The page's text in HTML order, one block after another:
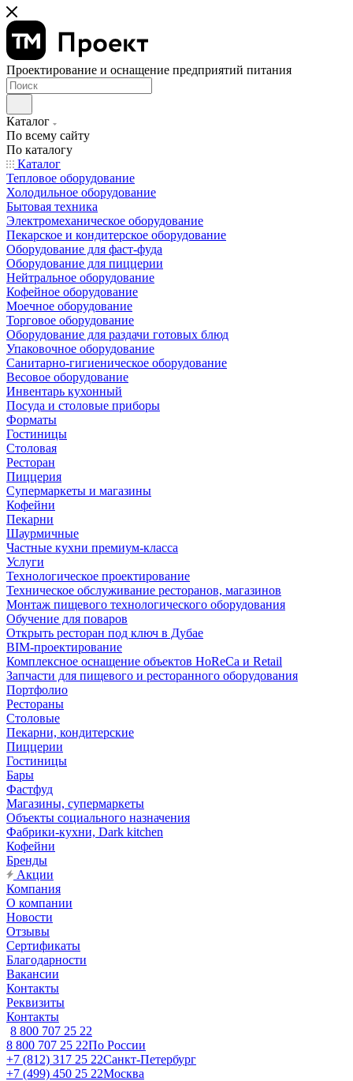
Проектирование и оснащение предприятий питания
Каталог
По всему сайту
По каталогу
Каталог
Тепловое оборудование
Холодильное оборудование
Бытовая техника
Электромеханическое оборудование
Пекарское и кондитерское оборудование
Оборудование для фаст-фуда
Оборудование для пиццерии
Нейтральное оборудование
Кофейное оборудование
Моечное оборудование
Торговое оборудование
Оборудование для раздачи готовых блюд
Упаковочное оборудование
Санитарно-гигиеническое оборудование
Весовое оборудование
Инвентарь кухонный
Посуда и столовые приборы
Форматы
Гостиницы
Столовая
Ресторан
Пиццерия
Супермаркеты и магазины
Кофейни
Пекарни
Шаурмичные
Частные кухни премиум-класса
Услуги
Технологическое проектирование
Техническое обслуживание ресторанов, магазинов
Монтаж пищевого технологического оборудования
Обучение для поваров
Открыть ресторан под ключ в Дубае
BIM-проектирование
Комплексное оснащение объектов HoReCa и Retail
Запчасти для пищевого и ресторанного оборудования
Портфолио
Рестораны
Столовые
Пекарни, кондитерские
Пиццерии
Гостиницы
Бары
Фастфуд
Магазины, супермаркеты
Объекты социального назначения
Фабрики-кухни, Dark kitchen
Кофейни
Бренды
Акции
Компания
О компании
Новости
Отзывы
Сертификаты
Благодарности
Вакансии
Контакты
Реквизиты
Контакты
8 800 707 25 22
8 800 707 25 22По России
+7 (812) 317 25 22Санкт-Петербург
+7 (499) 450 25 22Москва